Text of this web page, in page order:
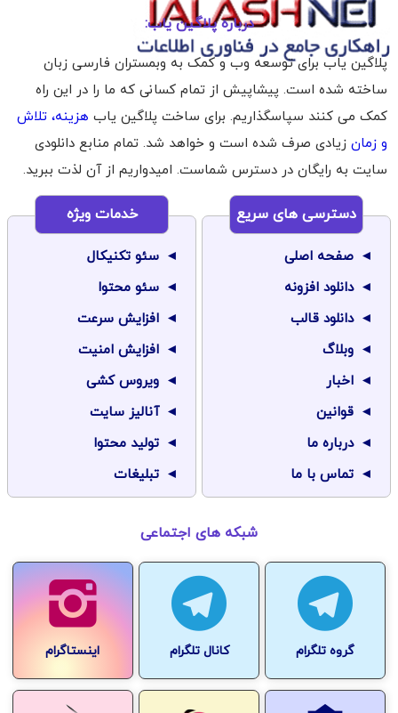
درباره پلاگین یاب:
پلاگین یاب برای توسعه وب و کمک به وبمستران فارسی زبان
ساخته شده است. پیشاپیش از تمام کسانی که ما را در این راه
کمک می کنند سپاسگذاریم. برای ساخت پلاگین یاب هزینه، تلاش
و زمان زیادی صرف شده است و خواهد شد. تمام منابع دانلودی
سایت به رایگان در دسترس شماست. امیدواریم از آن لذت ببرید.
دسترسی های سریع
صفحه اصلی
دانلود افزونه
دانلود قالب
وبلاگ
اخبار
قوانین
درباره ما
تماس با ما
خدمات ویژه
سئو تکنیکال
سئو محتوا
افزایش سرعت
افزایش امنیت
ویروس کشی
آنالیز سایت
تولید محتوا
تبلیغات
شبکه های اجتماعی
گروه تلگرام کانال تلگرام اینستاگرام